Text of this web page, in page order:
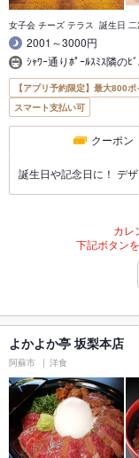
女子会 チーズ テラス 誕生日 二
2001～3000円
ｼｬﾜｰ通りﾎﾟｰﾙｽﾐｽ隣のﾋ
【アプリ予約限定】最大800
スマート支払い可
クーポン
誕生日や記念日に！ デ
カレ
下記ボタン
よかよか亭 坂梨本店
阿蘇市 洋食